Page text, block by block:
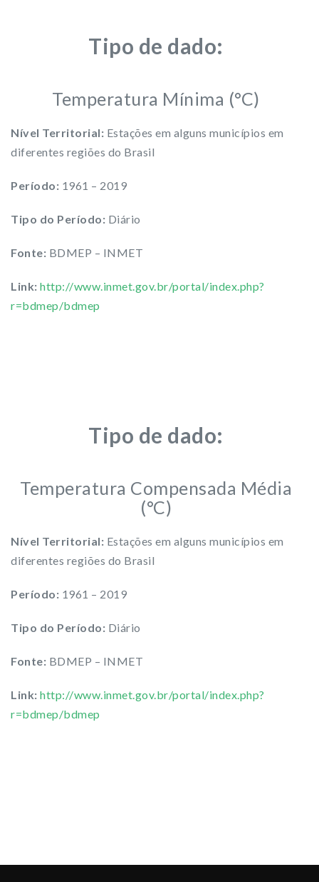
Tipo de dado:
Temperatura Mínima (°C)
Nível Territorial: Estações em alguns municípios em
diferentes regiões do Brasil
Período: 1961 – 2019
Tipo do Período: Diário
Fonte: BDMEP – INMET
Link: http://www.inmet.gov.br/portal/index.php?
r=bdmep/bdmep
Tipo de dado:
Temperatura Compensada Média
(°C)
Nível Territorial: Estações em alguns municípios em
diferentes regiões do Brasil
Período: 1961 – 2019
Tipo do Período: Diário
Fonte: BDMEP – INMET
Link: http://www.inmet.gov.br/portal/index.php?
r=bdmep/bdmep